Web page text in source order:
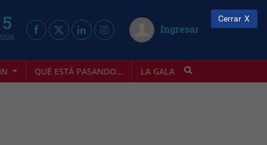
Ingresar
QUÉ ESTÁ PASANDO... LA GALA INFOSTYLE
Cerrar